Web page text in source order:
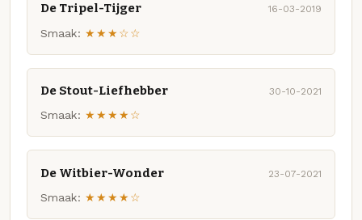
De Tripel-Tijger 16-03-2019
Smaak: ★★★☆☆
De Stout-Liefhebber 30-10-2021
Smaak: ★★★★☆
De Witbier-Wonder 23-07-2021
Smaak: ★★★★☆